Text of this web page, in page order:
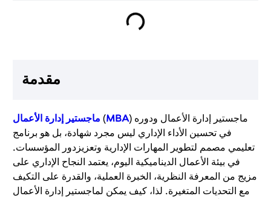
مقدمة
ماجستير إدارة الأعمال (MBA) ماجستير إدارة الأعمال ودوره
في تحسين الأداء الإداري ليس مجرد شهادة، بل هو برنامج
تعليمي مصمم لتطوير المهارات الإدارية وتعزيزدور المؤسسات.
في بيئة الأعمال الديناميكية اليوم، يعتمد النجاح الإداري على
مزيج من المعرفة النظرية، الخبرة العملية، والقدرة على التكيف
مع التحديات المتغيرة. لذا، كيف يمكن لماجستير إدارة الأعمال